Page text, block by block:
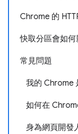
Chrome 的
快取分區會如何
常見問題
我的 Chrome
如何在
身為網頁開發